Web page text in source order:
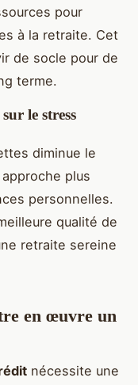
pour
à la retraite. Cet
de socle pour de
terme.
le stress
diminue le
plus
personnelles.
qualité de
retraite sereine
en œuvre un
nécessite une